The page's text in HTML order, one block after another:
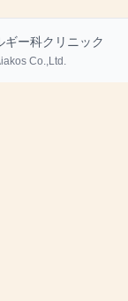
ギー科クリニック
Co.,Ltd.